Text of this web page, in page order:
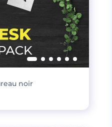
noir